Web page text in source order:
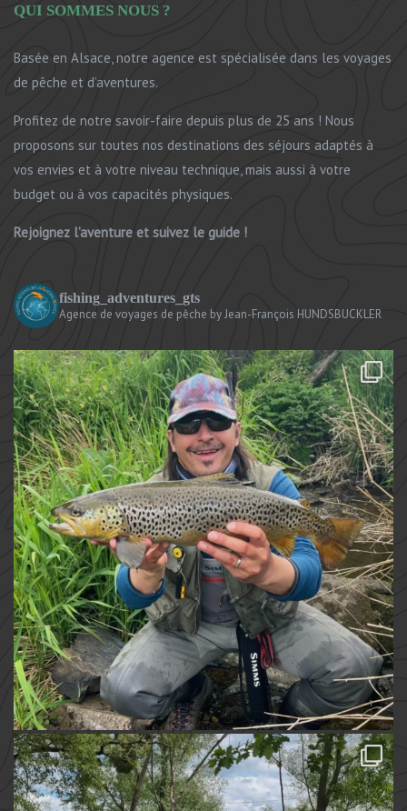
QUI SOMMES NOUS ?
Basée en Alsace, notre agence est spécialisée dans les voyages
de pêche et d’aventures.
Profitez de notre savoir-faire depuis plus de 25 ans ! Nous
proposons sur toutes nos destinations des séjours adaptés à
vos envies et à votre niveau technique, mais aussi à votre
budget ou à vos capacités physiques.
Rejoignez l’aventure et suivez le guide !
fishing_adventures_gts
Agence de voyages de pêche by Jean-François HUNDSBUCKLER